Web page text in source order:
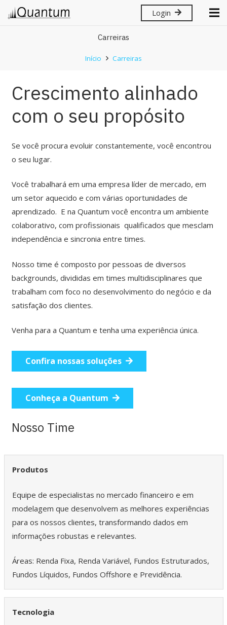
Login
Carreiras
Início Carreiras
Crescimento alinhado
com o seu propósito
Se você procura evoluir constantemente, você encontrou
o seu lugar.
Você trabalhará em uma empresa líder de mercado, em
um setor aquecido e com várias oportunidades de
aprendizado. E na Quantum você encontra um ambiente
colaborativo, com profissionais qualificados que mesclam
independência e sincronia entre times.
Nosso time é composto por pessoas de diversos
backgrounds, divididas em times multidisciplinares que
trabalham com foco no desenvolvimento do negócio e da
satisfação dos clientes.
Venha para a Quantum e tenha uma experiência única.
Conheça a Quantum
Confira nossas soluções
Nosso Time
Produtos
Equipe de especialistas no mercado financeiro e em
modelagem que desenvolvem as melhores experiências
para os nossos clientes, transformando dados em
informações robustas e relevantes.
Áreas: Renda Fixa, Renda Variável, Fundos Estruturados,
Fundos Líquidos, Fundos Offshore e Previdência.
Tecnologia